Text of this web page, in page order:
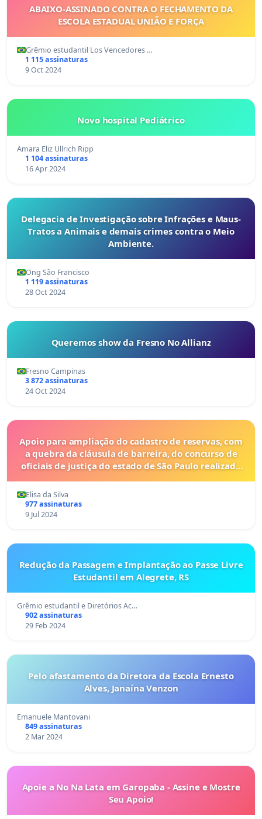
ABAIXO-ASSINADO CONTRA O FECHAMENTO DA
ESCOLA ESTADUAL UNIÃO E FORÇA
Grêmio estudantil Los Vencedores …
1 115 assinaturas
9 Oct 2024
Novo hospital Pediátrico
Amara Eliz Ullrich Ripp
1 104 assinaturas
16 Apr 2024
Delegacia de Investigação sobre Infrações e Maus-
Tratos a Animais e demais crimes contra o Meio
Ambiente.
Ong São Francisco
1 119 assinaturas
28 Oct 2024
Queremos show da Fresno No Allianz
Fresno Campinas
3 872 assinaturas
24 Oct 2024
Apoio para ampliação do cadastro de reservas, com
a quebra da cláusula de barreira, do concurso de
oficiais de justiça do estado de São Paulo realizado
Elisa da Silva
977 assinaturas
9 Jul 2024
Redução da Passagem e Implantação ao Passe Livre
Estudantil em Alegrete, RS
Grêmio estudantil e Diretórios Ac…
902 assinaturas
29 Feb 2024
Pelo afastamento da Diretora da Escola Ernesto
Alves, Janaína Venzon
Emanuele Mantovani
849 assinaturas
2 Mar 2024
Apoie a No Na Lata em Garopaba - Assine e Mostre
Seu Apoio!